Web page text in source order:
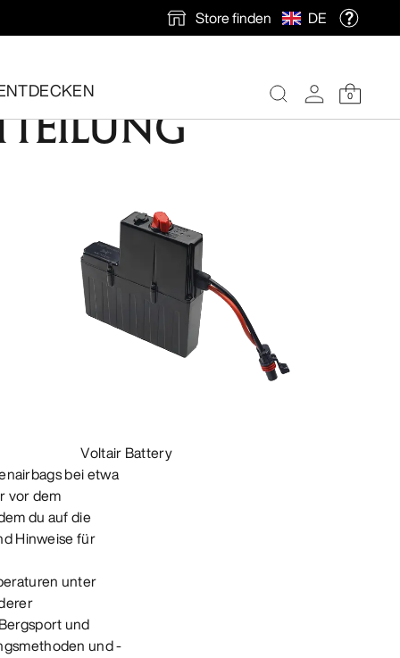
Store finden DE
0
Voltair Battery
bei etwa
vor dem
du auf die
Hinweise für
unter
und
und -